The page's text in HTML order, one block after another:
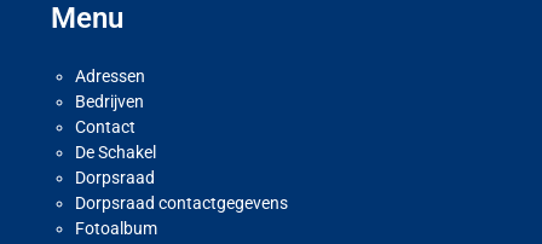
Menu
Adressen
Bedrijven
Contact
De Schakel
Dorpsraad
Dorpsraad contactgegevens
Fotoalbum